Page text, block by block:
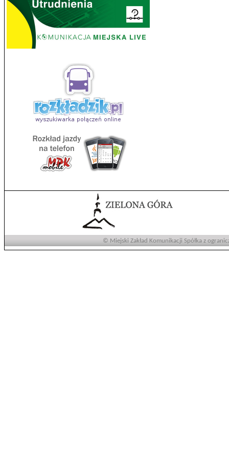
© Miejski Zakład Komunikacji Spółka z